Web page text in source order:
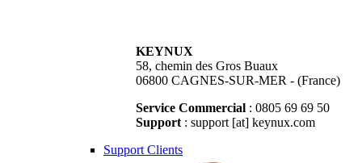
KEYNUX
58, chemin des Gros Buaux
06800 CAGNES-SUR-MER - (France)
Service Commercial : 0805 69 69 50
Support : support [at] keynux.com
Support Clients